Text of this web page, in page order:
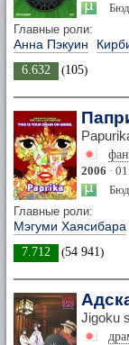
Главные роли:
Анна Пэкуин
6.632 (105)
2006 ·
Главные роли:
Мэгуми Хаясибара
7.712 (54 941)
Jigoku